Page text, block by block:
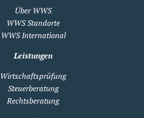
Über WWS
WWS Standorte
WWS International
Leistungen
Wirtschaftsprüfung
Steuerberatung
Rechtsberatung